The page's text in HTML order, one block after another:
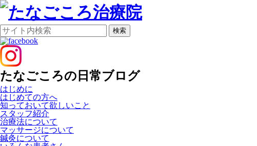
検索
たなごころの日常ブログ
はじめに
はじめての方へ
知っておいて欲しいこと
スタッフ紹介
治療法について
マッサージについて
鍼灸について